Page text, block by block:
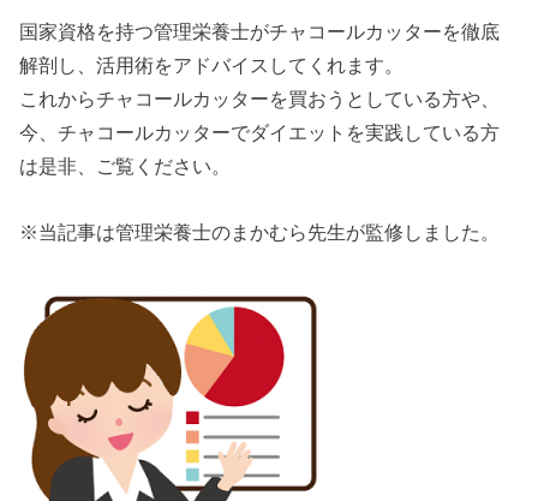
・白インゲン豆抽出物
・マルトデキストリン
・ブラックジンジャー抽出物
・野草発酵エキス末(やまいもを含む) / セルロース
・活性炭
・ステアリン酸カルシウム
・ビタミンC
・ナイアシン
・パントテン酸Ca
・ビタミンB2
・ビタミンB1
・ビタミンB6
・ビタミンA
・葉酸
国家資格を持つ管理栄養士がチャコールカッターを徹底
解剖し、活用術をアドバイスしてくれます。
これからチャコールカッターを買おうとしている方や、
今、チャコールカッターでダイエットを実践している方
は是非、ご覧ください。
※当記事は管理栄養士のまかむら先生が監修しました。